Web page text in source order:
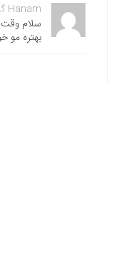
Hanam گفته است:
سلام وقت
بهتره مو